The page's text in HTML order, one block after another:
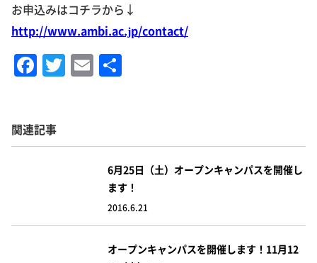
お申込みはコチラから↓
http://www.ambi.ac.jp/contact/
F
e
b
k
T
r
E
関連記事
6月25日（土）オープンキャンパスを開催し
ます！
2016.6.21
オープンキャンパスを開催します！11月12